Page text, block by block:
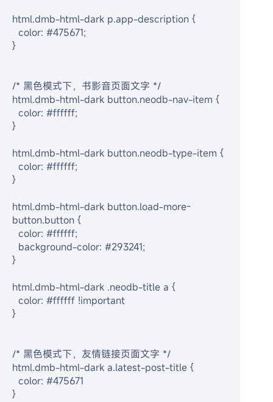
html.dmb-html-dark p.app-description {
  color: #475671;
}
/* 黑色模式下，书影音页面文字 */
html.dmb-html-dark button.neodb-nav-item {
  color: #ffffff;
}
html.dmb-html-dark button.neodb-type-item {
  color: #ffffff;
}
html.dmb-html-dark button.load-more-
button.button {
  color: #ffffff;
  background-color: #293241;
}
html.dmb-html-dark .neodb-title a {
  color: #ffffff !important
}
/* 黑色模式下，友情链接页面文字 */
html.dmb-html-dark a.latest-post-title {
  color: #475671
}